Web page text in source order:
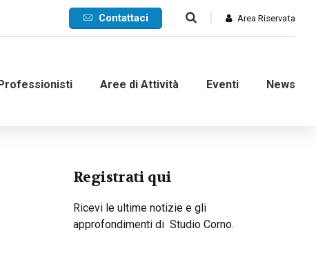
Contattaci Area Riservata
Aree di Attività
Contenzioso e ADR
Eventi News
Registrati qui
Ricevi le ultime notizie e gli
approfondimenti di Studio Corno.